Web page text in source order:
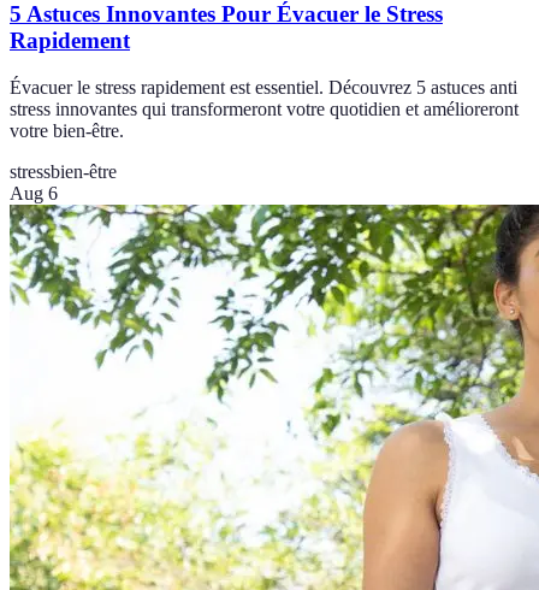
5 Astuces Innovantes Pour Évacuer le Stress
Rapidement
Évacuer le stress rapidement est essentiel. Découvrez 5 astuces anti
stress innovantes qui transformeront votre quotidien et amélioreront
votre bien-être.
stressbien-être
Aug 6